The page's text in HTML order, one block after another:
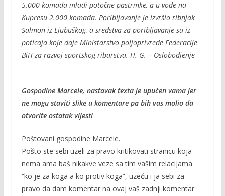
5.000 komada mlađi potočne pastrmke, a u vode na
Kupresu 2.000 komada. Poribljavanje je izvršio ribnjak
Salmon iz Ljubuškog, a sredstva za poribljavanje su iz
poticaja koje daje Ministarstvo poljoprivrede Federacije
BiH za razvoj sportskog ribarstva. H. G. – Oslobodjenje
Gospodine Marcele, nastavak texta je upućen vama jer
ne mogu staviti slike u komentare pa bih vas molio da
otvorite ostatak vijesti
Poštovani gospodine Marcele.
Pošto ste sebi uzeli za pravo kritikovati stranicu koja
nema ama baš nikakve veze sa tim vašim relacijama
“ko je za koga a ko protiv koga”, uzeću i ja sebi za
pravo da dam komentar na ovaj vaš zadnji komentar